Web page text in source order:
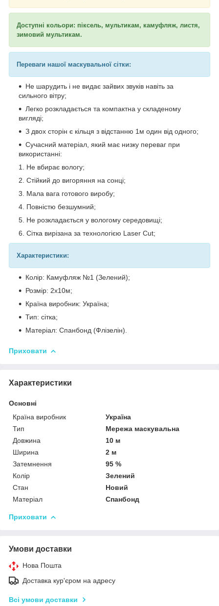
Доступні кольори: піксель, мультикам, камуфляж, листя,
зимовий мультикам.
Переваги нашої маскувальної сітки:
Не шарудить і не видає зайвих звуків навіть за
сильного вітру;
Легко розкладається та компактна у складеному
вигляді;
З двох сторін є кільця з відстанню 1м один від одного;
Сучасний матеріал, який має низку переваг при
використанні:
Не вбирає вологу;
Стійкий до вигоряння на сонці;
Мала вага готового виробу;
Повністю безшумний;
Не розкладається у вологому середовищі;
Сітка вирізана за технологією Laser Cut;
Характеристики:
Колір: Камуфляж №1 (Зелений);
Розмір: 2х10м;
Країна виробник: Україна;
Тип: сітка;
Матеріал: Спанбонд (Флізелін).
Приховати
Характеристики
Основні
Країна виробник
Україна
Тип
Мережа маскувальна
Довжина
10 м
Ширина
2 м
Затемнення
95 %
Колір
Зелений
Стан
Новий
Матеріал
Спанбонд
Приховати
Умови доставки
Нова Пошта
Доставка кур'єром на адресу
Всі умови доставки